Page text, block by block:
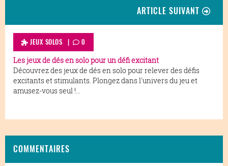
ARTICLE SUIVANT
JEUX SOLOS | 0
Les jeux de dés en solo pour un défi excitant
Découvrez des jeux de dés en solo pour relever des défis
excitants et stimulants. Plongez dans l'univers du jeu et
amusez-vous seul !...
COMMENTAIRES